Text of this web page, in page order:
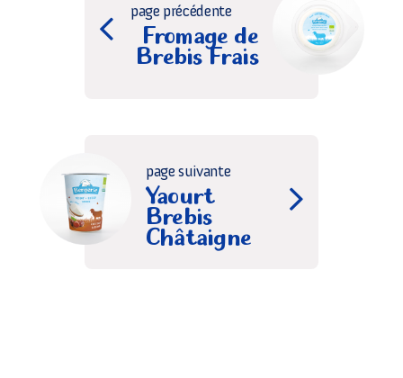
page précédente
Fromage de
Brebis Frais
page suivante
Yaourt
Brebis
Châtaigne